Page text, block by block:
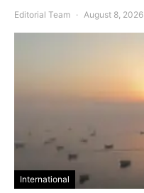
Editorial Team August 8, 2026
International